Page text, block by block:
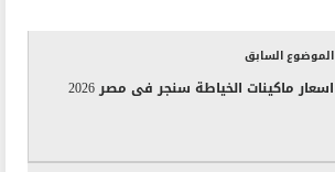
الموضوع السابق
اسعار ماكينات الخياطة سنجر فى مصر 2026